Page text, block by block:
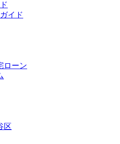
イド
ローン
区